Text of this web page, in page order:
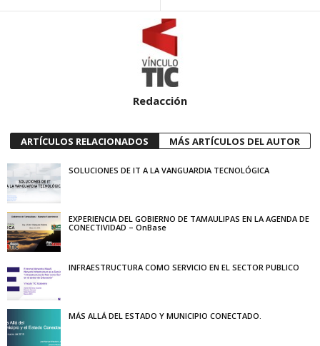
Redacción
ARTÍCULOS RELACIONADOS MÁS ARTÍCULOS DEL AUTOR
SOLUCIONES DE IT A LA VANGUARDIA TECNOLÓGICA
EXPERIENCIA DEL GOBIERNO DE TAMAULIPAS EN LA AGENDA DE
CONECTIVIDAD – OnBase
INFRAESTRUCTURA COMO SERVICIO EN EL SECTOR PUBLICO
MÁS ALLÁ DEL ESTADO Y MUNICIPIO CONECTADO.